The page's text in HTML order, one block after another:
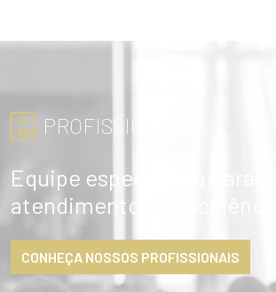
PROFISSIONAIS
Equipe especialista garante
atendimento de excelência
CONHEÇA NOSSOS PROFISSIONAIS